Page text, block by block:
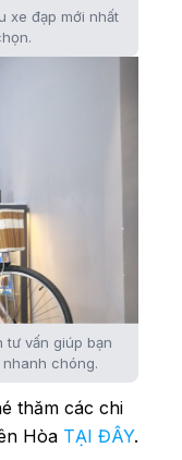
xe đạp mới nhất
tư vấn giúp bạn
chóng.
thăm các chi
Hòa TẠI ĐÂY.